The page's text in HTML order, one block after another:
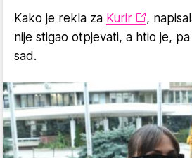
Kako je rekla za Kurir
,
nije stigao otpjevati, a htio je,
sad.